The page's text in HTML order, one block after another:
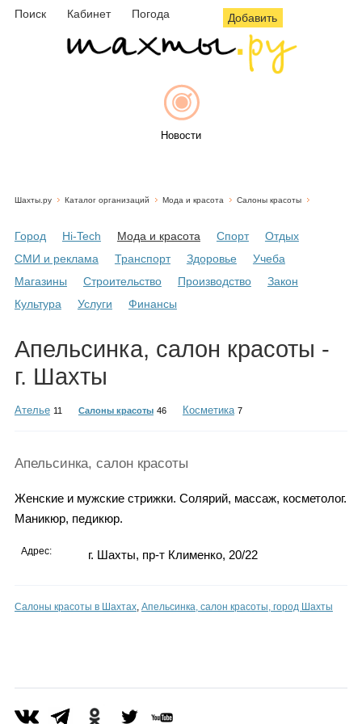
Поиск Кабинет Погода Добавить
Новости
Объявления
Шахты.ру Каталог организаций Мода и красота Салоны красоты
Город Hi-Tech Мода и красота Спорт
Отдых
СМИ и реклама
Транспорт Здоровье
Учеба
Магазины
Строительство Производство
Закон
Культура
Услуги Финансы
Апельсинка, салон красоты -
г. Шахты
Ателье 11 Салоны красоты 46 Косметика 7
Апельсинка, салон красоты
Женские и мужские стрижки. Солярий, массаж, косметолог.
Маникюр, педикюр.
Адрес: г. Шахты, пр-т Клименко, 20/22
Салоны красоты в Шахтах, Апельсинка, салон красоты, город Шахты